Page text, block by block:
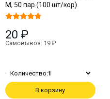
M, 50 пар (100 шт/кор)
20 ₽
Самовывоз: 19 ₽
Количество:1
В корзину